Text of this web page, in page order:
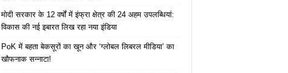
मोदी सरकार के 12 वर्षों में इंफ्रा क्षेत्र की 24 अहम उपलब्धियां:
विकास की नई इबारत लिख रहा नया इंडिया
PoK में बहता बेकसूरों का खून और ‘ग्लोबल लिबरल मीडिया’ का
खौफनाक सन्नाटा!